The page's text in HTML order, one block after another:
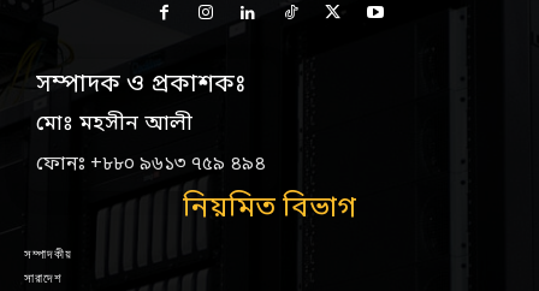
সম্পাদক ও প্রকাশকঃ
মোঃ মহসীন আলী
ফোনঃ +৮৮০ ৯৬১৩ ৭৫৯ ৪৯৪
নিয়মিত বিভাগ
সম্পাদকীয়
সারাদেশ